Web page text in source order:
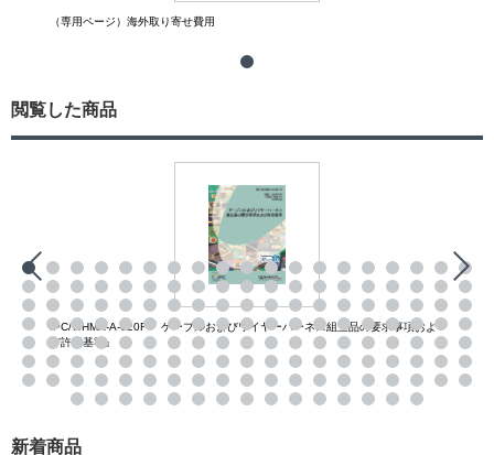
（専用ページ）海外取り寄せ費用
閲覧した商品
IPC/WHMA-A-620F『 ケーブルおよびワイヤーハーネス組立品の要求事項およ
び許容基準』
新着商品